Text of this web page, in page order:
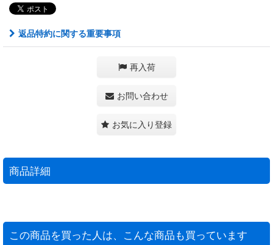
返品特約に関する重要事項
再入荷
お問い合わせ
お気に入り登録
商品詳細
この商品を買った人は、こんな商品も買っています